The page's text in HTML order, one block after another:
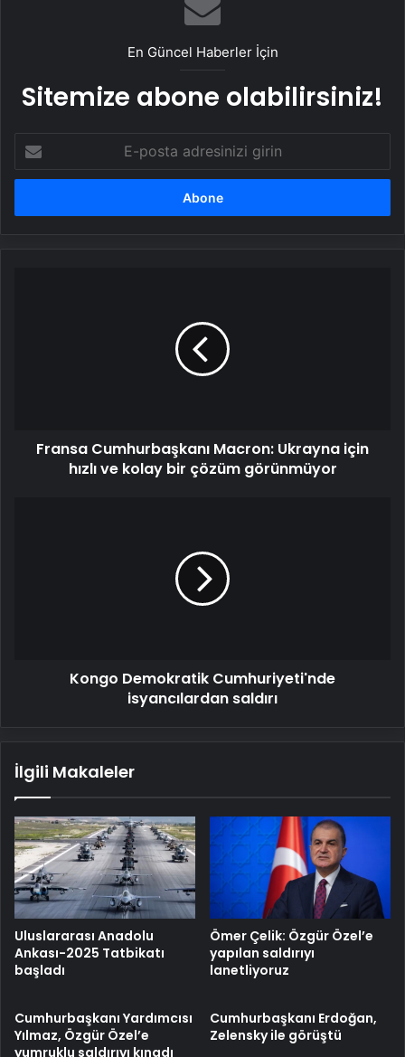
En Güncel Haberler İçin
Sitemize abone olabilirsiniz!
posta
adresinizi
çözüm
görünmüyor
Fransa Cumhurbaşkanı Macron: Ukrayna için
hızlı ve kolay bir çözüm görünmüyor
Kongo Demokratik Cumhuriyeti'nde
isyancılardan saldırı
İlgili Makaleler
Uluslararası Anadolu
Ankası-2025 Tatbikatı
başladı
Ömer Çelik: Özgür Özel’e
yapılan saldırıyı
lanetliyoruz
Cumhurbaşkanı Yardımcısı
Yılmaz, Özgür Özel’e
yumruklu saldırıyı kınadı
Cumhurbaşkanı Erdoğan,
Zelensky ile görüştü